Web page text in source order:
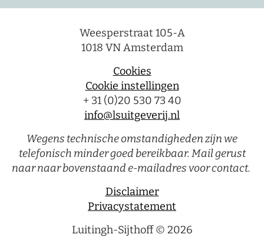
Weesperstraat 105-A
1018 VN Amsterdam
Cookies
Cookie instellingen
+ 31 (0)20 530 73 40
info@lsuitgeverij.nl
Wegens technische omstandigheden zijn we
telefonisch minder goed bereikbaar. Mail gerust
naar naar bovenstaand e-mailadres voor contact.
Disclaimer
Privacystatement
Luitingh-Sijthoff © 2026